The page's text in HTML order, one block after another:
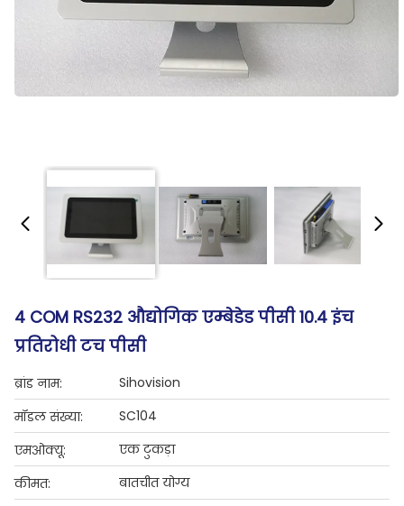
4 COM RS232 औद्योगिक एम्बेडेड पीसी 10.4 इंच
प्रतिरोधी टच पीसी
ब्रांड नाम:
Sihovision
मॉडल संख्या:
SC104
एमओक्यू:
एक टुकड़ा
कीमत:
बातचीत योग्य